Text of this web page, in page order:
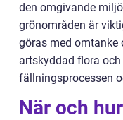
den omgivande
grönområden är
göras med omtanke
artskyddad flora
fällningsprocessen
När och